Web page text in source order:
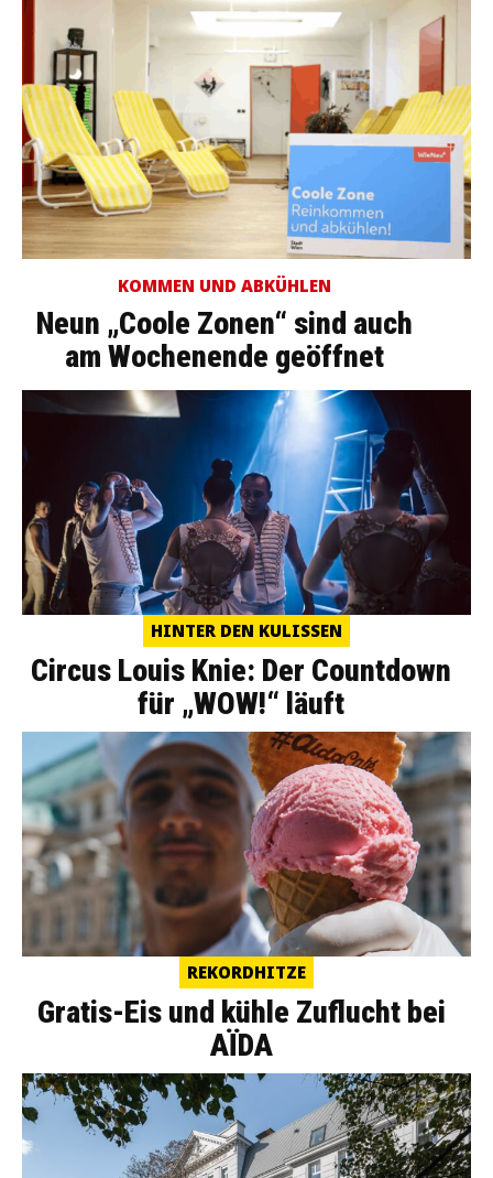
KOMMEN UND ABKÜHLEN
Neun „Coole Zonen“ sind auch
am Wochenende geöffnet
HINTER DEN KULISSEN
Circus Louis Knie: Der Countdown
für „WOW!“ läuft
REKORDHITZE
Gratis-Eis und kühle Zuflucht bei
AÏDA